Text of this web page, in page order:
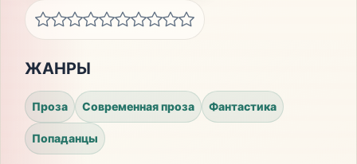
ЖАНРЫ
Проза Современная проза Фантастика
Попаданцы